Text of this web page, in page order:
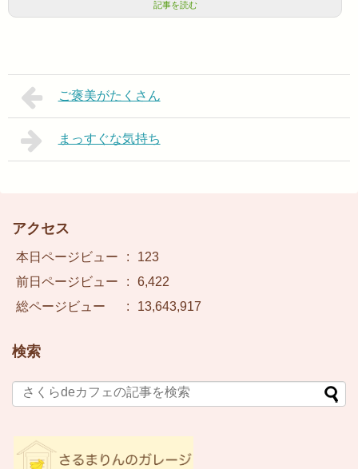
記事を読む
ご褒美がたくさん
まっすぐな気持ち
アクセス
本日ページビュー :
123
前日ページビュー
:
6,422
総ページビュー
: 13,643,917
検索